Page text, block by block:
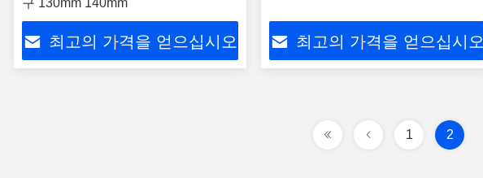
구 130mm 140mm
최고의 가격을 얻으십시오 최고의 가격을 얻으십시오
1 2